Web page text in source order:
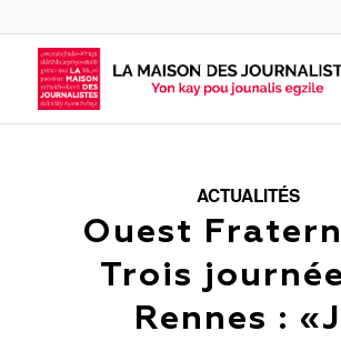
ACTUALITÉS
Ouest
Trois
Rennes :